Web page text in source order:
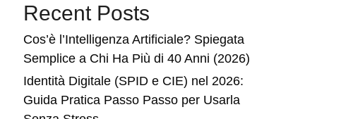
Recent Posts
Cos’è l’Intelligenza Artificiale? Spiegata
Semplice a Chi Ha Più di 40 Anni (2026)
Identità Digitale (SPID e CIE) nel 2026:
Guida Pratica Passo Passo per Usarla